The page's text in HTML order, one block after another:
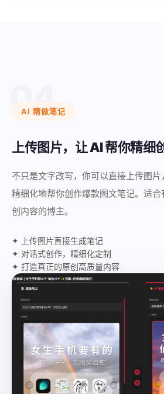
04
AI 精做笔记
上传图片，让 AI 帮你精细
不只是文字改写，你可以直接上传图
精细化地帮你创作爆款图文笔记。适
创内容的博主。
✦ 上传图片直接生成笔记
✦ 对话式创作，精细化定制
✦ 打造真正的原创高质量内容